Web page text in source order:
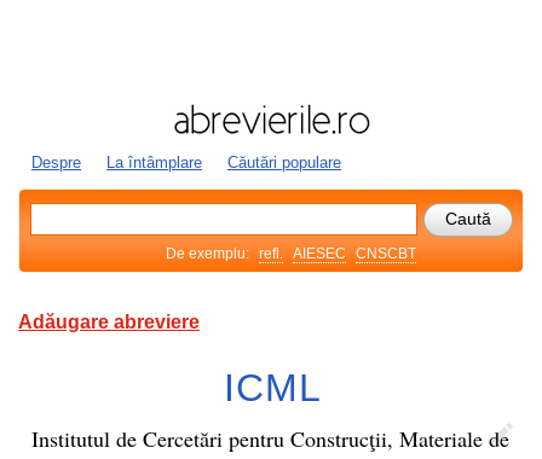
Despre La întâmplare Căutări populare
De exemplu: refl. AIESEC CNSCBT
Adăugare abreviere
ICML
Institutul de Cercetări pentru Construcţii, Materiale de